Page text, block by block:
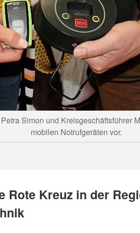
Simon und Kreisgeschäftsführer
mobilen Notrufgeräten vor.
Rote Kreuz in der